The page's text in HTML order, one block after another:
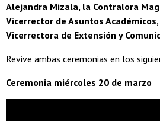
Alejandra Mizala, la Contralora
Vicerrector de Asuntos
Vicerrectora de Extensión y
Revive ambas ceremonias en los
Ceremonia miércoles 20 de marzo